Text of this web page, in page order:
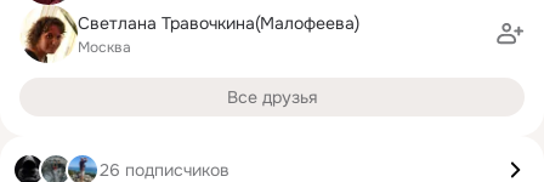
Светлана Травочкина(Малофеева)
Москва
Все друзья
26 подписчиков